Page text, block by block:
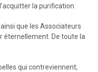
la purification
que les Associateurs
éternellement. De toute la
qui contreviennent,